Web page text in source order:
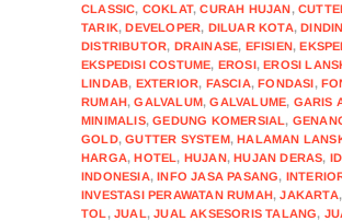
CLASSIC, COKLAT,CURAH HUJAN,
TARIK,DEVELOPER, DILUAR KOTA,
DISTRIBUTOR, DRAINASE, EFISIEN,
EKSPEDISI COSTUME, EROSI,EROSI
LINDAB, EXTERIOR, FASCIA,FONDASI,
RUMAH,GALVALUM,GALVALUME, GARIS
MINIMALIS,GEDUNG KOMERSIAL,
GOLD,GUTTER SYSTEM,HALAMAN
HARGA,HOTEL, HUJAN,HUJAN DERAS,
INDONESIA,INFO JASA PASANG,
INVESTASI PERAWATAN RUMAH,JAKARTA
TOL ,JUAL,JUAL AKSESORIS TALANG,